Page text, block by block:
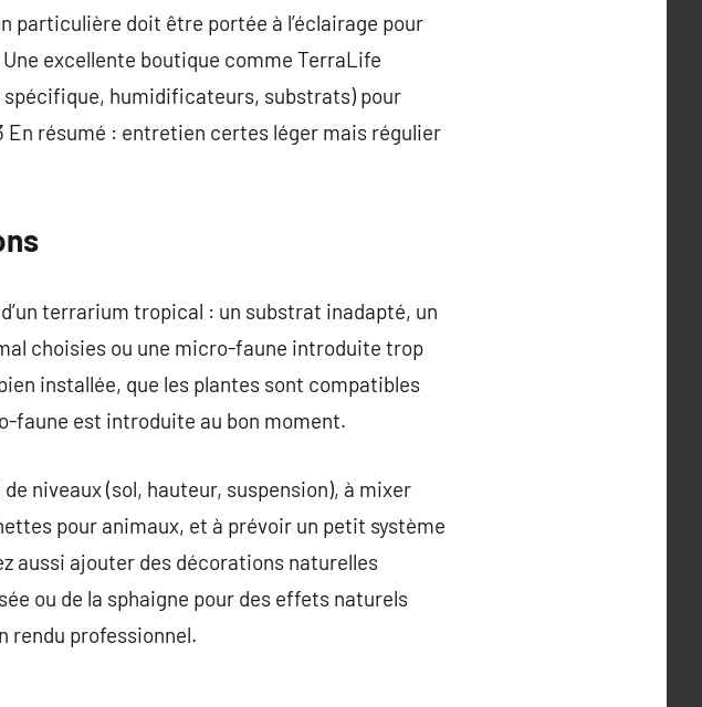
doit être portée à l’éclairage pour
excellente boutique comme TerraLife
humidificateurs, substrats) pour
résumé : entretien certes léger mais régulier
terrarium tropical : un substrat inadapté, un
choisies ou une micro-faune introduite trop
installée, que les plantes sont compatibles
faune est introduite au bon moment.
niveaux (sol, hauteur, suspension), à mixer
pour animaux, et à prévoir un petit système
aussi ajouter des décorations naturelles
ou de la sphaigne pour des effets naturels
rendu professionnel.